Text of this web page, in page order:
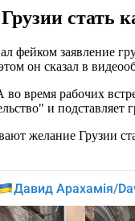
стать
заявление
он сказал в
рабочих
и подставляет
желание Грузии